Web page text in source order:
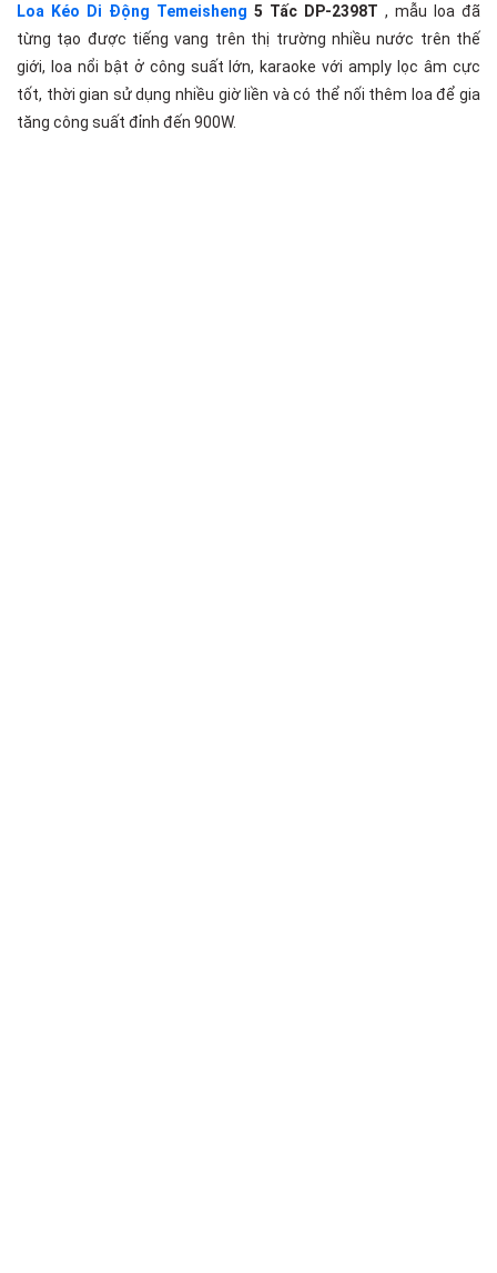
Loa Kéo Di Động Temeisheng 5 Tấc DP-2398T , mẫu loa đã
từng tạo được tiếng vang trên thị trường nhiều nước trên thế
giới, loa nổi bật ở công suất lớn, karaoke với amply lọc âm cực
tốt, thời gian sử dụng nhiều giờ liền và có thể nối thêm loa để gia
tăng công suất đỉnh đến 900W.